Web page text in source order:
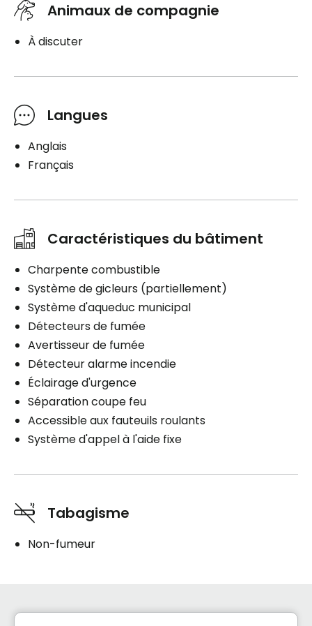
Animaux de compagnie
À discuter
Langues
Anglais
Français
Caractéristiques du bâtiment
Charpente combustible
Système de gicleurs (partiellement)
Système d'aqueduc municipal
Détecteurs de fumée
Avertisseur de fumée
Détecteur alarme incendie
Éclairage d'urgence
Séparation coupe feu
Accessible aux fauteuils roulants
Système d'appel à l'aide fixe
Tabagisme
Non-fumeur